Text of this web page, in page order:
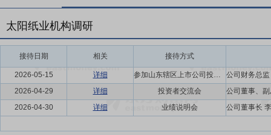
太阳纸业机构调研
接待日期 相关 接待方式
2026-05-15 详细
参加山东辖区上市公司投资者网上集体接待日活动
2026-04-29
详细
投资者交流会
2026-04-30
详细 业绩说明会